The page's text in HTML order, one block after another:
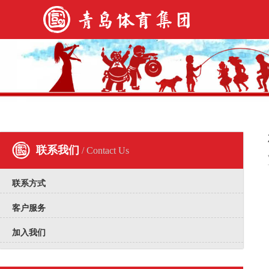
联系我们 / Contact Us
联系方式
客户服务
加入我们